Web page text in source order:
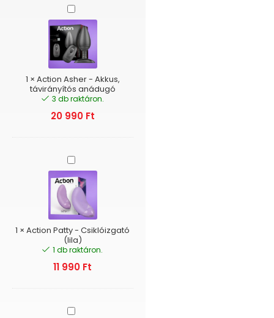
Action
Asher
-
Akkus,
távirányítós
anádugó
1 × Action Asher - Akkus,
távirányítós anádugó
3 db raktáron.
20 990 Ft
Action
Patty
-
Csiklóizgató
(lila)
1 ×Action Patty - Csiklóizgató
(lila)
1 db raktáron.
11 990 Ft
Easytoys